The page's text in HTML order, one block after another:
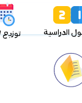
الدراسية توزيع ١٤٤٧